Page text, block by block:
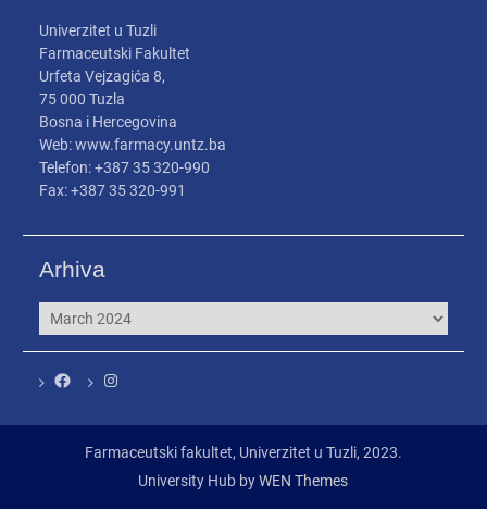
Univerzitet u Tuzli
Farmaceutski Fakultet
Urfeta Vejzagića 8,
75 000 Tuzla
Bosna i Hercegovina
Web: www.farmacy.untz.ba
Telefon: +387 35 320-990
Fax: +387 35 320-991
Arhiva
Arhiva
FacebookInstagram
Farmaceutski fakultet, Univerzitet u Tuzli, 2023.
University Hub byWEN Themes